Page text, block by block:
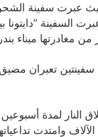
عبرت سفينة
بينما عبرت
تعبران مضيق
النار ⁠لمدة
وامتدت